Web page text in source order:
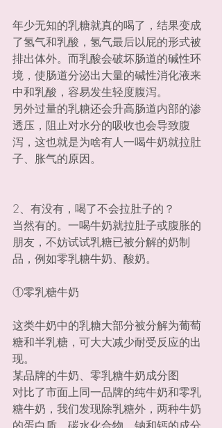
年少无知的乳糖就真的喝了，结果变成
了氢气和乳酸，氢气最后以屁的形式被
排出体外。而乳酸会破坏肠道的碱性环
境，使肠道分泌出大量的碱性消化液来
中和乳酸，容易发生轻度腹泻。
另外过量的乳糖还会升高肠道内部的渗
透压，阻止对水分的吸收也会导致腹
泻，这也就是为啥有人一喝牛奶就拉肚
子、胀气的原因。
2、有没有，喝了不会拉肚子的？
当然有的。一喝牛奶就拉肚子或腹胀的
朋友，不妨试试乳糖已被分解的奶制
品，例如零乳糖牛奶、酸奶。
①零乳糖牛奶
这类牛奶中的乳糖大部分被分解为葡萄
糖和半乳糖，可大大减少耐受反应的出
现。
某品牌的牛奶、零乳糖牛奶成分图
对比了市面上同一品牌的纯牛奶和零乳
糖牛奶，我们发现除乳糖外，两种牛奶